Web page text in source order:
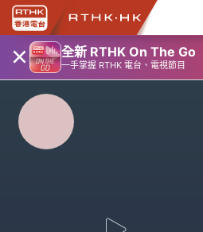
× 全新 RTHK On The Go
一手掌握 RTHK 電台、電視節目